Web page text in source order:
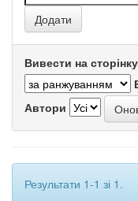
Вивести на сторінку
Автори
Результати 1-1 зі 1.